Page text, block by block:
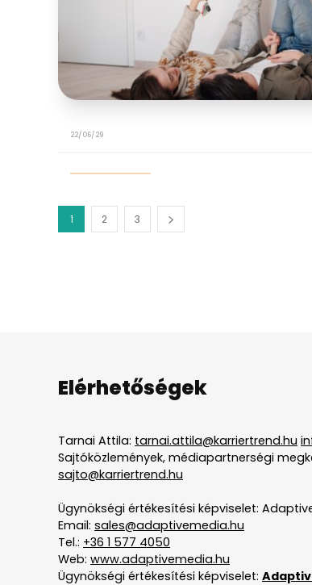
22/06/29
1 2 3
Elérhetőségek
Tarnai Attila: tarnai.attila@karriertrend.hu
Sajtóközlemények, médiapartnerségi
sajto@karriertrend.hu
Ügynökségi értékesítési képviselet:
Email: sales@adaptivemedia.hu
Tel.: +36 1 577 4050
Web: www.adaptivemedia.hu
Ügynökségi értékesítési képviselet: